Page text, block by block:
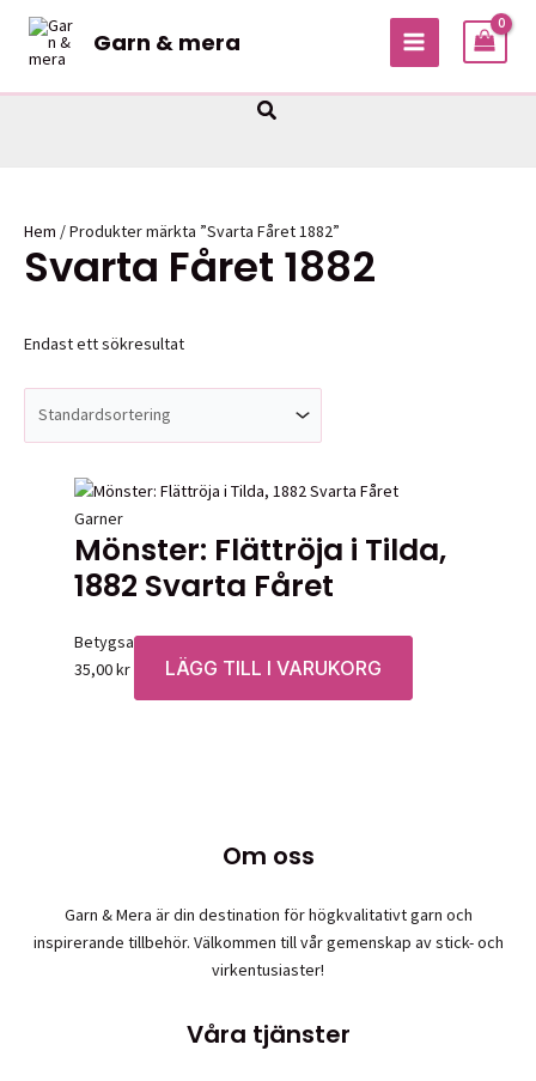
Hoppa
innehåll
Garn & mera
MAIN
Sök
Hem / Produkter märkta ”Svarta Fåret 1882”
Svarta Fåret 1882
Endast ett sökresultat
Garner
Mönster: Flättröja i Tilda,
1882 Svarta Fåret
Betygsatt0av 5
35,00kr LÄGG TILL I VARUKORG
Om oss
Garn & Mera är din destination för högkvalitativt garn och
inspirerande tillbehör. Välkommen till vår gemenskap av stick- och
virkentusiaster!
Våra tjänster